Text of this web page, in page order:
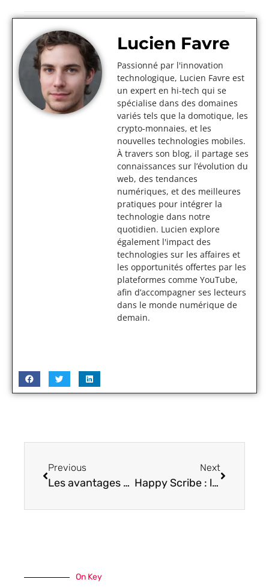
Lucien Favre
Passionné par l'innovation
technologique, Lucien Favre est
un expert en hi-tech qui se
spécialise dans des domaines
variés tels que la domotique, les
crypto-monnaies, et les
nouvelles technologies mobiles.
À travers son blog, il partage ses
connaissances sur l’évolution du
web, des tendances
numériques, et des meilleures
pratiques pour intégrer la
technologie dans notre
quotidien. Lucien explore
également l'impact des
technologies sur les affaires et
les opportunités offertes par les
plateformes comme YouTube,
afin d’accompagner ses lecteurs
dans le monde numérique de
demain.
Previous
Les avantages de l’anime store
Next
Happy Scribe : le meilleur logiciel de transcription audio
On Key